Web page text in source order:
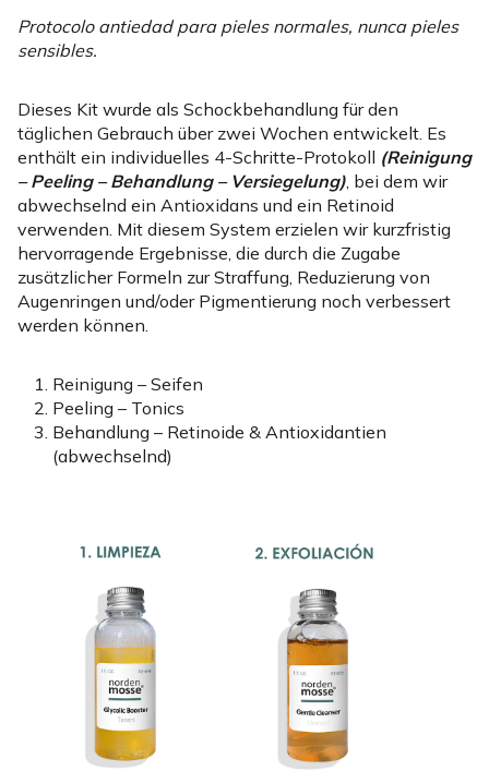
Protocolo antiedad para pieles normales, nunca pieles
sensibles.
Dieses Kit wurde als Schockbehandlung für den
täglichen Gebrauch über zwei Wochen entwickelt. Es
enthält ein individuelles 4-Schritte-Protokoll (Reinigung
– Peeling – Behandlung – Versiegelung), bei dem wir
abwechselnd ein Antioxidans und ein Retinoid
verwenden. Mit diesem System erzielen wir kurzfristig
hervorragende Ergebnisse, die durch die Zugabe
zusätzlicher Formeln zur Straffung, Reduzierung von
Augenringen und/oder Pigmentierung noch verbessert
werden können.
Reinigung – Seifen
Peeling – Tonics
Behandlung – Retinoide & Antioxidantien
(abwechselnd)